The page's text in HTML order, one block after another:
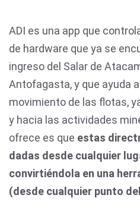
ADI es una app que
de hardware que ya se
ingreso del Salar de
Antofagasta, y que ayuda
movimiento de las flotas,
y hacia las actividades
ofrece es que estas
dadas desde cualquier
convirtiéndola en una
(desde cualquier punto